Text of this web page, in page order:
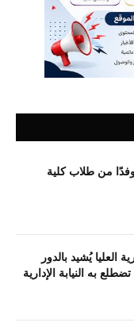
من طلاب كلية
العليا يُشيد بالدور
به النيابة الإدارية